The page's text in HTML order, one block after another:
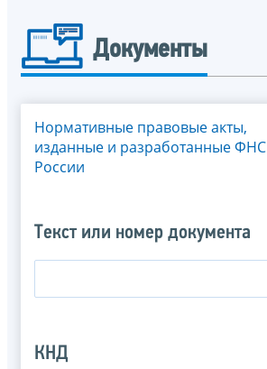
Документы
Нормативные правовые акты,
изданные и разработанные ФНС
России
Текст или номер документа
КНД